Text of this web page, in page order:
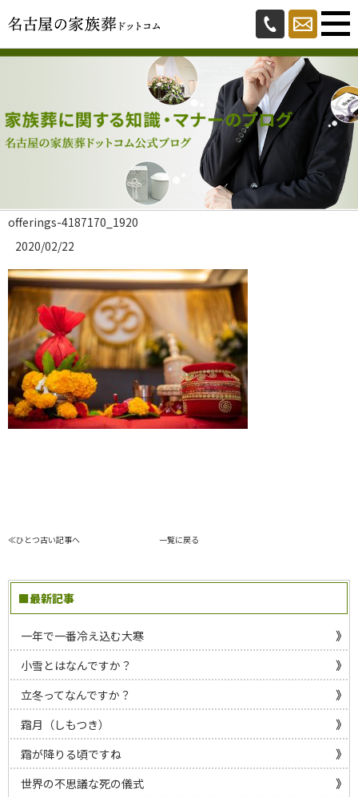
offerings-4187170_1920
2020/02/22
≪ひとつ古い記事へ 一覧に戻る
■最新記事
一年で一番冷え込む大寒
小雪とはなんですか？
立冬ってなんですか？
霜月（しもつき）
霜が降りる頃ですね
世界の不思議な死の儀式